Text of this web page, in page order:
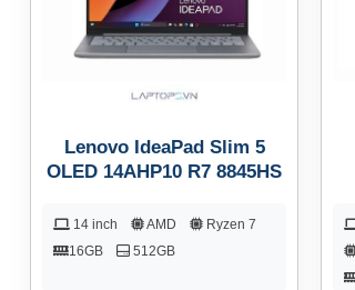
Lenovo IdeaPad Slim 5
OLED 14AHP10 R7 8845HS
14 inch AMD
Ryzen 7
16GB
512GB